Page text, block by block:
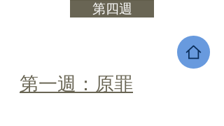
第四週
第一週：原罪